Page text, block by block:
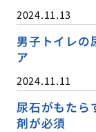
2024.11.13
男子トイレの
ア
2024.11.11
尿石がもたら
剤が必須